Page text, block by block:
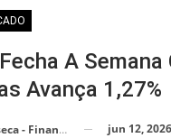
A Semana
Avança 1,27%
Marcia Fonseca - Financial Consultant jun 12, 2026